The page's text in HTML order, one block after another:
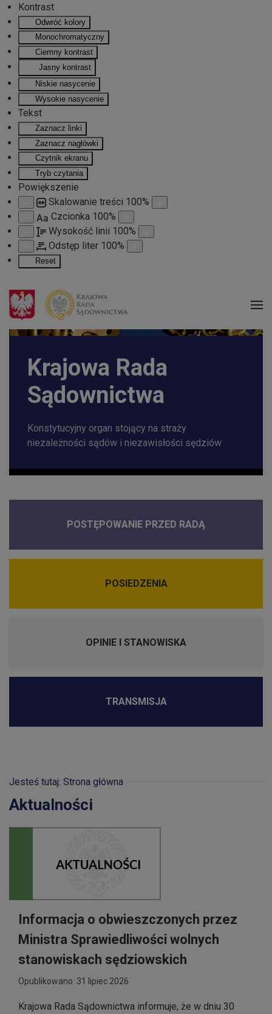
Kontrast
Odwróć kolory
Monochromatyczny
Ciemny kontrast
Jasny kontrast
Niskie nasycenie
Wysokie nasycenie
Tekst
Zaznacz linki
Zaznacz nagłówki
Czytnik ekranu
Tryb czytania
Powiększenie
Skalowanie treści 100%
Aa Czcionka 100%
Wysokość linii 100%
Odstęp liter 100%
Reset
Przejdź do głównej treści
Krajowa Rada
Sądownictwa
Konstytucyjny organ stojący na straży
niezależności sądów i niezawisłości sędziów
POSTĘPOWANIE PRZED RADĄ
POSIEDZENIA
OPINIE I STANOWISKA
TRANSMISJA
Jesteś tutaj: Strona główna
Aktualności
Informacja o obwieszczonych przez
Ministra Sprawiedliwości wolnych
stanowiskach sędziowskich
Opublikowano: 31 lipiec 2026
Krajowa Rada Sądownictwa informuje, że w dniu 30